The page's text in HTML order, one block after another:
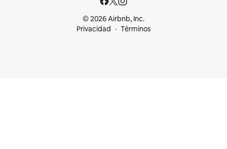
© 2026 Airbnb, Inc.
Privacidad
Términos